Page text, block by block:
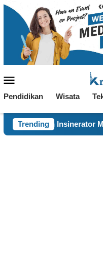
Loncat
Mobile
Pendidikan Wisata
Trending
Minim Asap